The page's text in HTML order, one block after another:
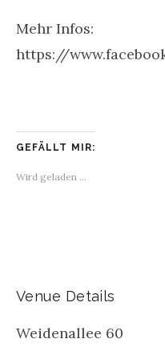
Mehr Infos:
https://
GEFÄLLT MIR:
Wird geladen …
Venue Details
Weidenallee 60